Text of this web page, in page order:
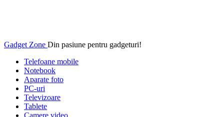
Gadget Zone Din pasiune pentru gadgeturi!
Telefoane mobile
Notebook
Aparate foto
PC-uri
Televizoare
Tablete
Camere video